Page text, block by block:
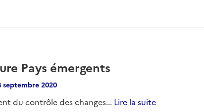
Pays émergents
septembre 2020
du contrôle des changes... Lire la suite